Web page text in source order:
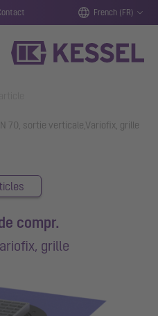
French (FR)
70, sortie verticale,Variofix, grille
compr.
grille